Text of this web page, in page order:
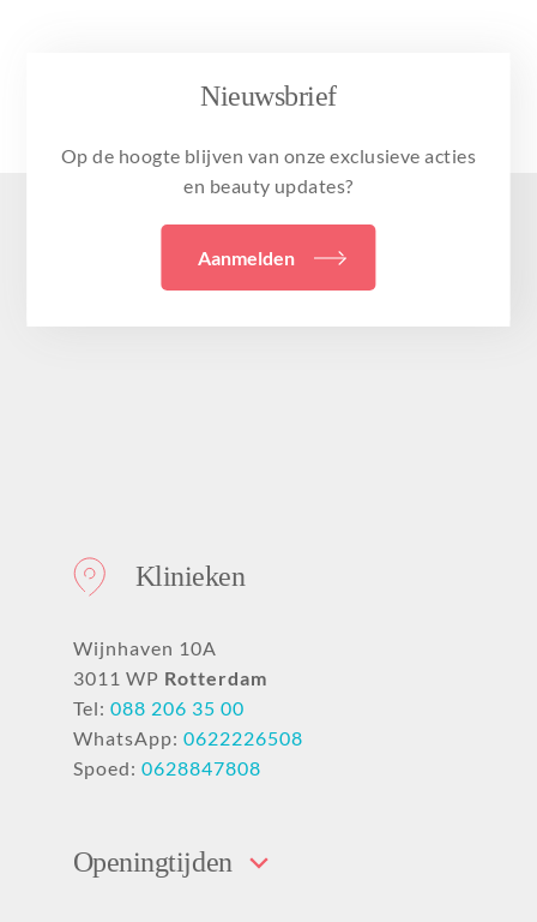
Nieuwsbrief
Op de hoogte blijven van onze exclusieve acties
en beauty updates?
Aanmelden
Klinieken
Wijnhaven 10A
3011 WP Rotterdam
Tel: 088 206 35 00
WhatsApp: 0622226508
Spoed: 0628847808
Openingtijden